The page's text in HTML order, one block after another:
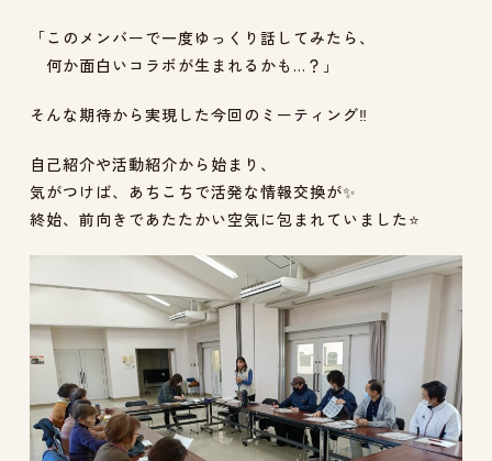
「このメンバーで一度ゆっくり話してみたら、
何か面白いコラボが生まれるかも…？」
そんな期待から実現した今回のミーティング‼️
自己紹介や活動紹介から始まり、
気がつけば、あちこちで活発な情報交換が✨
終始、前向きであたたかい空気に包まれていました⭐